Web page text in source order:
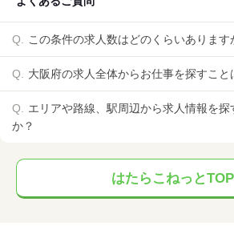
この条件の求人数はどのくらいあります
大阪府の求人全体からお仕事を探すこと
エリアや路線、駅周辺から求人情報を探
か？
はたらこねっと